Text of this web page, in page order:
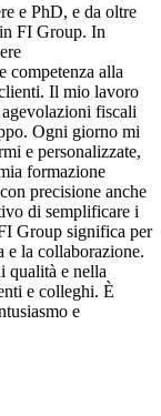
e PhD, e da oltre
FI Group. In
competenza alla
Il mio lavoro
agevolazioni fiscali
Ogni giorno mi
e personalizzate,
formazione
precisione anche
di semplificare i
Group significa per
e la collaborazione.
qualità e nella
e colleghi. È
e